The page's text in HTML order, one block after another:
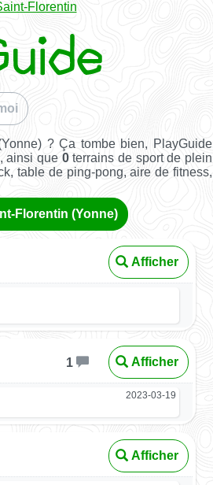
Florentin
? Ça tombe bien, PlayGuide
ainsi que 0terrains de sport de plein
table de ping-pong, aire de fitness,
Florentin (Yonne)
Afficher
1 Afficher
2023-03-19
Afficher